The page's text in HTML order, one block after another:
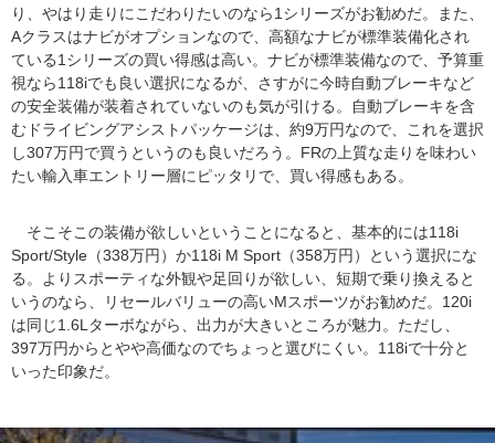
り、やはり走りにこだわりたいのなら1シリーズがお勧めだ。また、
Aクラスはナビがオプションなので、高額なナビが標準装備化され
ている1シリーズの買い得感は高い。ナビが標準装備なので、予算重
視なら118iでも良い選択になるが、さすがに今時自動ブレーキなど
の安全装備が装着されていないのも気が引ける。自動ブレーキを含
むドライビングアシストパッケージは、約9万円なので、これを選択
し307万円で買うというのも良いだろう。FRの上質な走りを味わい
たい輸入車エントリー層にピッタリで、買い得感もある。
そこそこの装備が欲しいということになると、基本的には118i
Sport/Style（338万円）か118i M Sport（358万円）という選択にな
る。よりスポーティな外観や足回りが欲しい、短期で乗り換えると
いうのなら、リセールバリューの高いMスポーツがお勧めだ。120i
は同じ1.6Lターボながら、出力が大きいところが魅力。ただし、
397万円からとやや高価なのでちょっと選びにくい。118iで十分と
いった印象だ。